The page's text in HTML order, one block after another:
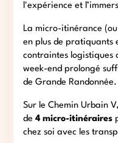
l'expérience et
La micro-itinérance
en plus de pratiquants
contraintes logistiques
week-end prolongé
de Grande Randonnée.
Sur le Chemin Urbain
de4 micro-itinéraires
chez soi avec les